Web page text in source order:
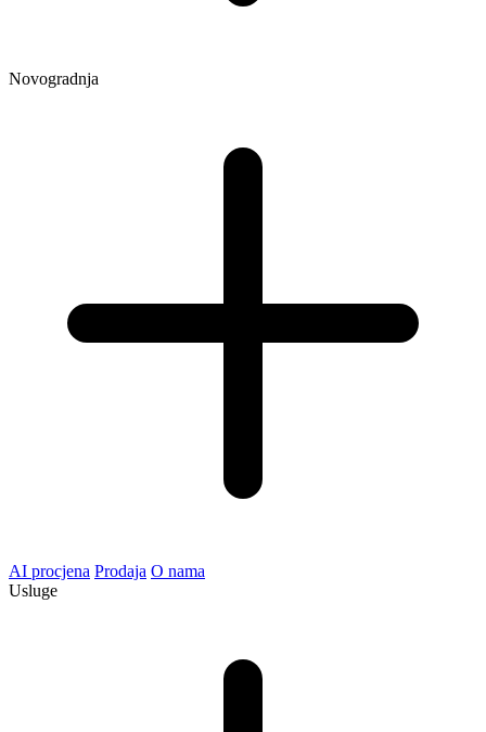
Novogradnja
AI procjena Prodaja O nama
Usluge